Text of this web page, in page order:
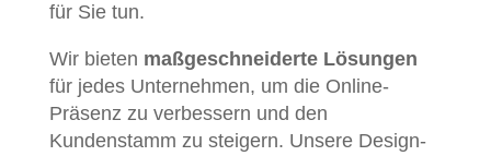
für Sie tun.
Wir bieten maßgeschneiderte Lösungen
für jedes Unternehmen, um die Online-
Präsenz zu verbessern und den
Kundenstamm zu steigern. Unsere Design-